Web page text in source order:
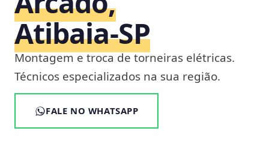
Atibaia‑SP
Montagem e troca de torneiras elétricas.
Técnicos especializados na sua região.
FALE NO WHATSAPP